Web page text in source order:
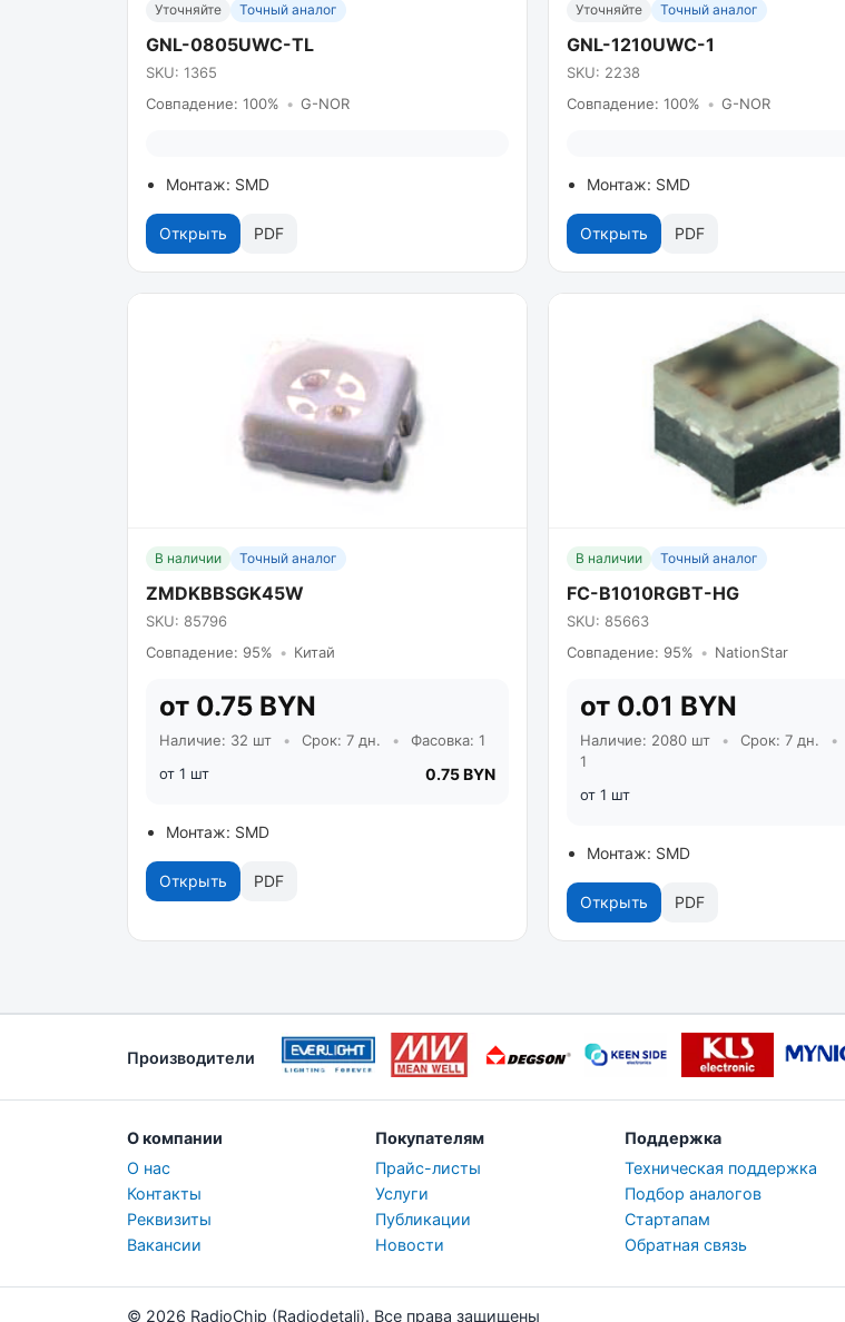
Уточняйте Точный аналог
GNL-0805UWC-TL
SKU: 1365
Совпадение: 100% • G-NOR
Монтаж: SMD
Открыть PDF
Уточняйте Точный аналог
GNL-1210UWC-1
SKU: 2238
Совпадение: 100% • G-NOR
Монтаж: SMD
Открыть PDF
В наличии Точный аналог
ZMDKBBSGK45W
SKU: 85796
Совпадение: 95% • Китай
от 0.75 BYN
Наличие: 32 шт • Срок: 7 дн. •
Фасовка: 1
от 1 шт
0.75 BYN
Монтаж: SMD
Открыть PDF
В наличии Точный аналог
FC-B1010RGBT-HG
SKU: 85663
Совпадение: 95% • NationStar
от 0.01 BYN
Наличие: 2080 шт • Срок: 7 дн. •
1
от 1 шт
Монтаж: SMD
Открыть PDF
Производители
О компании
О нас
Контакты
Реквизиты
Вакансии
Покупателям
Прайс-листы
Услуги
Публикации
Новости
Поддержка
Техническая поддержка
Подбор аналогов
Стартапам
Обратная связь
© 2026 RadioChip (Radiodetali). Все права защищены